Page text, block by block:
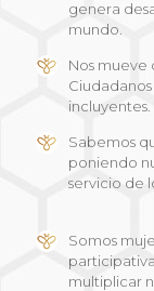
genera
mundo.
Nos mueve
incluyentes.
Sabemos
poniendo
servicio de
Somos
multiplicar